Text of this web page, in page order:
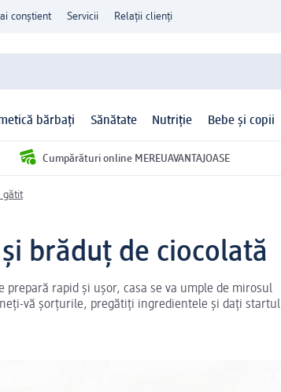
conștient Servicii Relații clienți
bărbați Sănătate Nutriție Bebe și copii
Cumpărături online MEREUAVANTAJOASE
gătit
brăduț de ciocolată
rapid și ușor, casa se va umple de mirosul
vă șorțurile, pregătiți ingredientele și dați startul